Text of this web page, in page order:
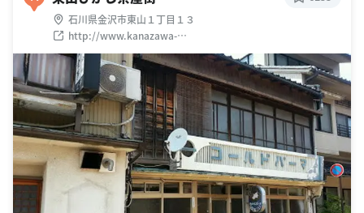
石川県金沢市東山１丁目１３
http://www.kanazawa-
kankoukyoukai.or.jp/spot_search/spot.php?sp_no=85